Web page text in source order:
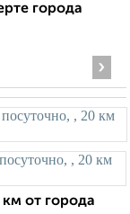
города
›
от города